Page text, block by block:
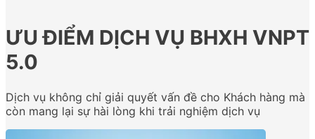
ƯU ĐIỂM DỊCH VỤ BHXH VNPT
5.0
Dịch vụ không chỉ giải quyết vấn đề cho Khách hàng mà
còn mang lại sự hài lòng khi trải nghiệm dịch vụ